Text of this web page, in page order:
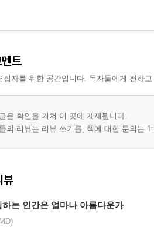
트
집자를 위한 공간입니다. 독자들에게 전하
은 확인을 거쳐 이 곳에 게재됩니다.
의 리뷰는 리뷰 쓰기를, 책에 대한 문의는
뷰
는 인간은 얼마나 아름다운가